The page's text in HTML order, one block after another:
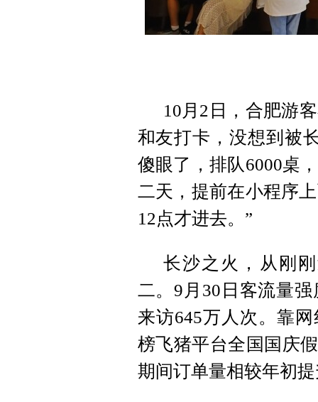
10月2日，合肥游
和友打卡，没想到被
傻眼了，排队6000桌
二天，提前在小程序
12点才进去。”
长沙之火，从刚
二。9月30日客流量
来访645万人次。靠
榜飞猪平台全国国庆
期间订单量相较年初